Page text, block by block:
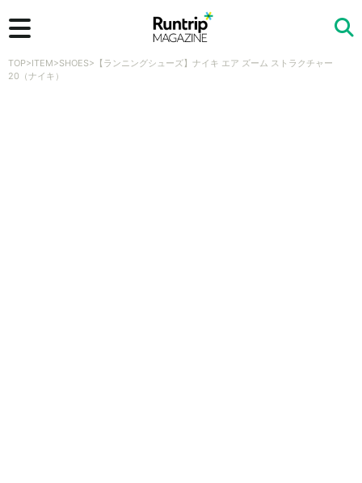
TOP>ITEM>SHOES> 【ランニングシューズ】ナイキ エア ズーム ストラクチャー
20（ナイキ）